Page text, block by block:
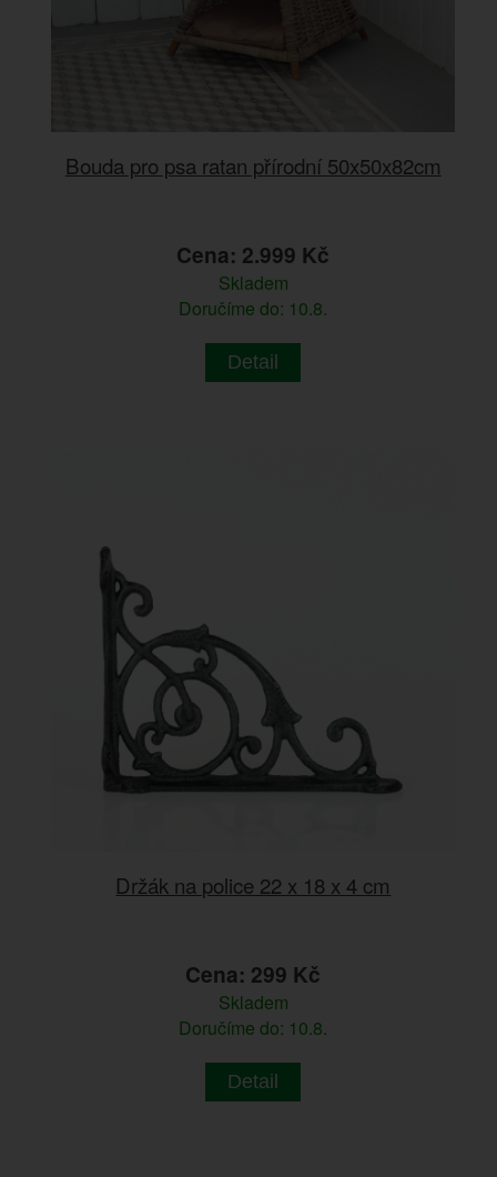
Bouda pro psa ratan přírodní 50x50x82cm
Cena: 2.999 Kč
Skladem
Doručíme do: 10.8.
Detail
Držák na police 22 x 18 x 4 cm
Cena: 299 Kč
Skladem
Doručíme do: 10.8.
Detail